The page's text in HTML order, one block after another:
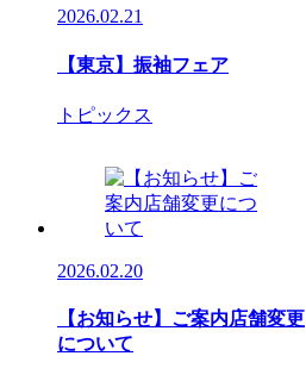
2026.02.21
【東京】振袖フェア
トピックス
2026.02.20
【お知らせ】ご案内店舗変更
について